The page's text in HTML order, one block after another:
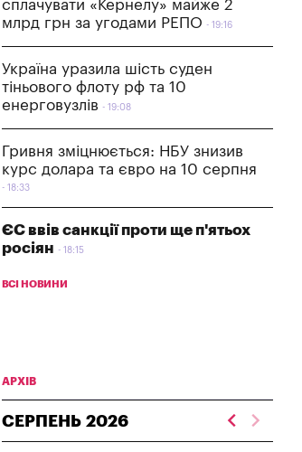
сплачувати «Кернелу» майже 2
млрд грн за угодами РЕПО
19:16
Україна уразила шість суден
тіньового флоту рф та 10
енерговузлів
19:08
Гривня зміцнюється: НБУ знизив
курс долара та євро на 10 серпня
18:33
ЄС ввів санкції проти ще п'ятьох
росіян
18:15
ВСІ НОВИНИ
АРХІВ
СЕРПЕНЬ 2026